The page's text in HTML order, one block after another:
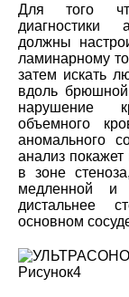
Для того
диагностики
должны
ламинарному
затем искать
вдоль
нарушение
объемного
аномального
анализ
в зоне
медленной
дистальнее
основном